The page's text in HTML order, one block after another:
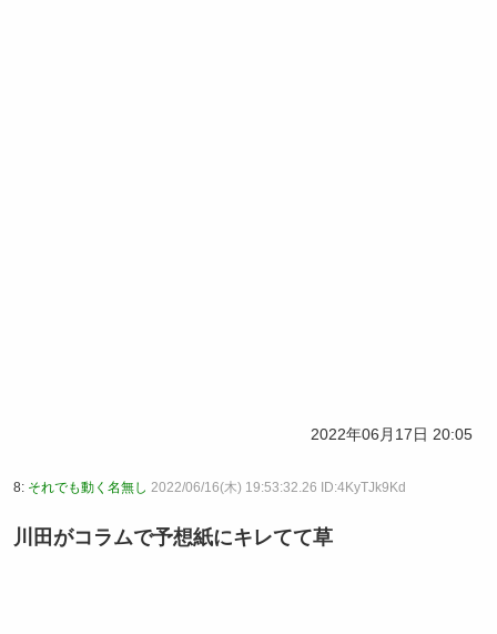
2022年06月17日 20:05
8: それでも動く名無し 2022/06/16(木) 19:53:32.26 ID:4KyTJk9Kd
川田がコラムで予想紙にキレてて草